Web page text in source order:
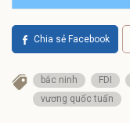
Chia sẻ Facebook
bắc ninh FDI
vương quốc tuấn